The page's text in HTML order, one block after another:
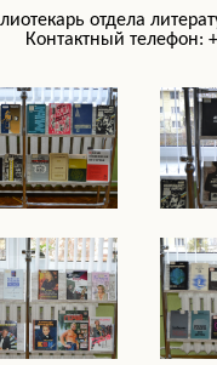
отдела
Контактный телефон: